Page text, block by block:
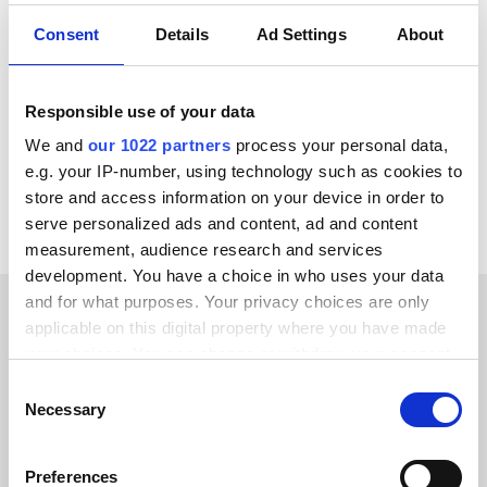
Consent Details Ad Settings About
Responsible use of your data
We and our 1022 partners process your personal data,
e.g. your IP-number, using technology such as cookies to
store and access information on your device in order to
serve personalized ads and content, ad and content
measurement, audience research and services
development. You have a choice in who uses your data
and for what purposes. Your privacy choices are only
applicable on this digital property where you have made
the Privacy trigger icon.
Selection
Necessary
Preferences
Virto Commerce Zoey
XL-ENZ
WooCommerce
WordPress
Weebly
Selldone
SAP
Bekijk alle Amazon Shipping integraties
KLANTVERHALEN
Ontdek waarom onze
klanten steeds weer